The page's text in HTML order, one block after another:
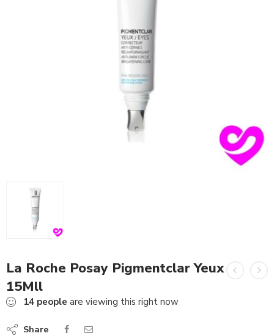
La Roche Posay Pigmentclar Yeux
15Mll
14 people are viewing this right now
Share